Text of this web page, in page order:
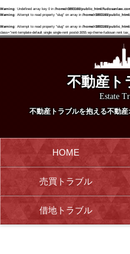
Warning: Undefined array key 0 in /home/r3893160/public_html/
Warning: Attempt to read property "slug" on array in /home/r3893160/
Warning: Attempt to read property "slug" on array in /home/r3893160/
class="rent-template-default single single-rent postid-3055 wp-theme-fudosan rent
不動産ト
Estate
不動産トラブルを抱える不動産
HOME
売買トラブル
借地トラブル